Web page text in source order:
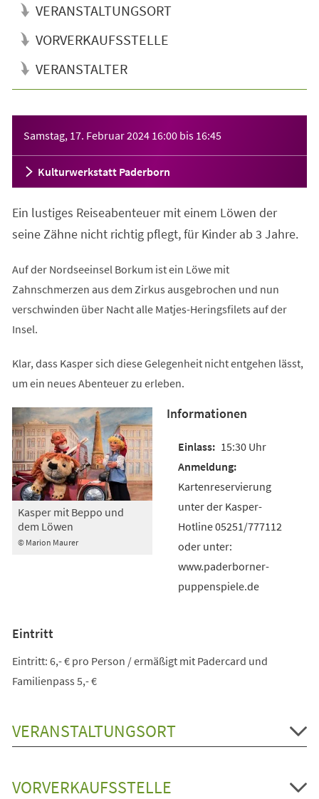
VERANSTALTUNGSORT
VORVERKAUFSSTELLE
VERANSTALTER
Samstag, 17. Februar 2024 16:00 bis 16:45
Kulturwerkstatt Paderborn
Ein lustiges Reiseabenteuer mit einem Löwen der
seine Zähne nicht richtig pflegt, für Kinder ab 3 Jahre.
Auf der Nordseeinsel Borkum ist ein Löwe mit
Zahnschmerzen aus dem Zirkus ausgebrochen und nun
verschwinden über Nacht alle Matjes-Heringsfilets auf der
Insel.
Klar, dass Kasper sich diese Gelegenheit nicht entgehen lässt,
um ein neues Abenteuer zu erleben.
© Marion Maurer
Kasper mit Beppo und
dem Löwen
Informationen
15:30 Uhr
Kartenreservierung
unter der Kasper-
Hotline 05251/777112
oder unter:
www.paderborner-
puppenspiele.de
Eintritt
Eintritt: 6,- € pro Person / ermäßigt mit Padercard und
Familienpass 5,- €
VERANSTALTUNGSORT
VORVERKAUFSSTELLE